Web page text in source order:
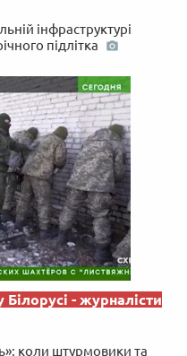
інфраструктурі
підлітка
Білорусі - журналісти
коли штурмовики та